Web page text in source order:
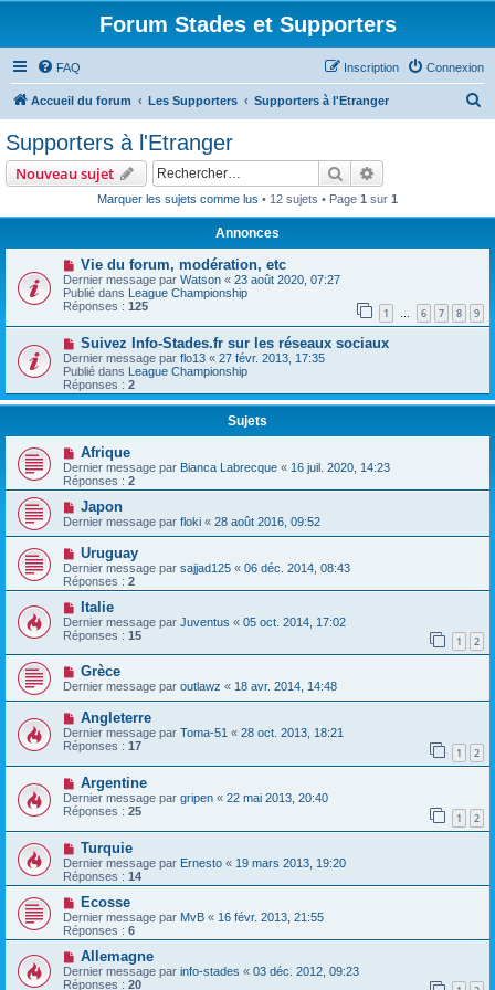
Forum Stades et Supporters
FAQ Connexion
Inscription
Accueil du forum Les Supporters Supporters à l'Etranger
Supporters à l'Etranger
Nouveau sujet Rechercher
Marquer les sujets comme lus • 12 sujets • Page 1 sur 1
Annonces
Vie du forum, modération, etc
Dernier message par Watson « 23 août 2020, 07:27
Publié dans League Championship
Réponses : 125 1 … 6 7 8 9
Suivez Info-Stades.fr sur les réseaux sociaux
Dernier message par flo13 « 27 févr. 2013, 17:35
Publié dans League Championship
Réponses : 2
Sujets
Afrique
Dernier message par Bianca Labrecque « 16 juil. 2020, 14:23
Réponses : 2
Japon
Dernier message par floki « 28 août 2016, 09:52
Uruguay
Dernier message par sajjad125 « 06 déc. 2014, 08:43
Réponses : 2
Italie
Dernier message par Juventus « 05 oct. 2014, 17:02
Réponses : 15 1 2
Grèce
Dernier message par outlawz « 18 avr. 2014, 14:48
Angleterre
Dernier message par Toma-51 « 28 oct. 2013, 18:21
Réponses : 17 1 2
Argentine
Dernier message par gripen « 22 mai 2013, 20:40
Réponses : 25 1 2
Turquie
Dernier message par Ernesto « 19 mars 2013, 19:20
Réponses : 14
Ecosse
Dernier message par MvB « 16 févr. 2013, 21:55
Réponses : 6
Allemagne
Dernier message par info-stades « 03 déc. 2012, 09:23
Réponses : 20